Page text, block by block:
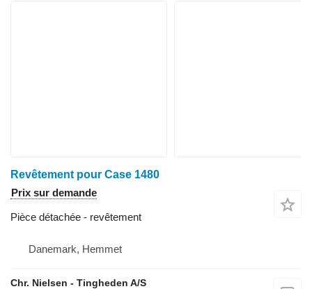
Revêtement pour Case 1480
Prix sur demande
Pièce détachée - revêtement
Danemark, Hemmet
Chr. Nielsen - Tingheden A/S